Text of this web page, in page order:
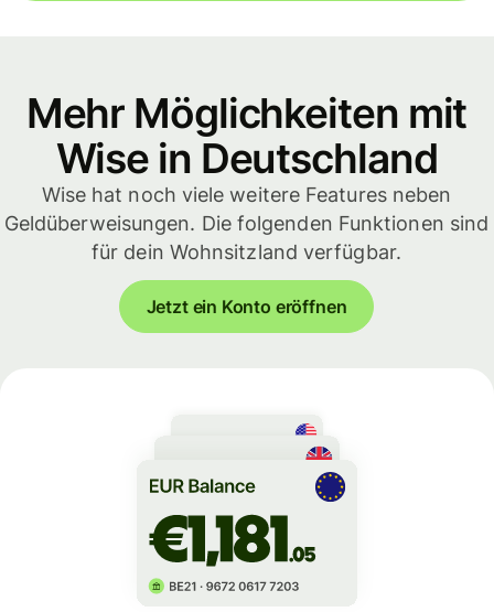
Mehr Möglichkeiten mit
Wise in Deutschland
Wise hat noch viele weitere Features neben
Geldüberweisungen. Die folgenden Funktionen sind
für dein Wohnsitzland verfügbar.
Jetzt ein Konto eröffnen